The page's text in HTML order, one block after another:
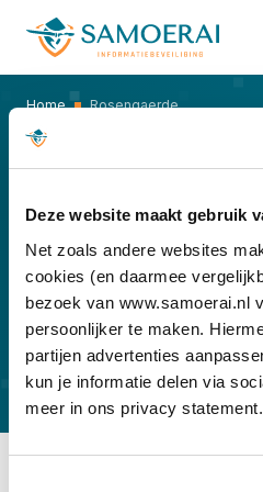
Deze website maakt gebruik
Net zoals andere websites
cookies (en daarmee
bezoek van www.samoerai.nl
persoonlijker te maken.
partijen advertenties
kun je informatie delen via
meer in ons privacy statement.
Home Rosengaerde